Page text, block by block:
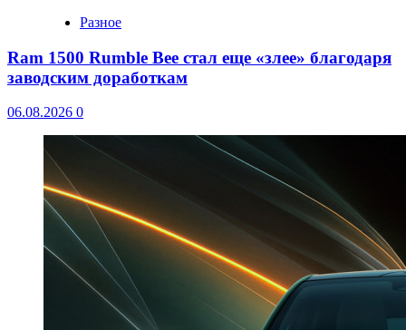
Разное
Ram 1500 Rumble Bee стал еще «злее» благодаря
заводским доработкам
06.08.2026 0